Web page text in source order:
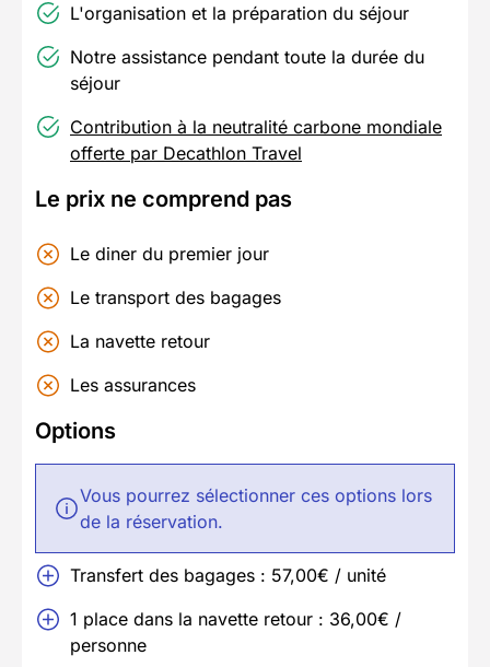
L'organisation et la préparation du séjour
Notre assistance pendant toute la durée du
séjour
Contribution à la neutralité carbone mondiale
offerte par Decathlon Travel
Le prix ne comprend pas
Le diner du premier jour
Le transport des bagages
La navette retour
Les assurances
Options
Vous pourrez sélectionner ces options lors
de la réservation.
Transfert des bagages : 57,00€ / unité
1 place dans la navette retour : 36,00€ /
personne